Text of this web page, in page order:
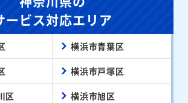
ービス対応エリア
横浜市青葉区
横浜市戸塚区
区 横浜市旭区